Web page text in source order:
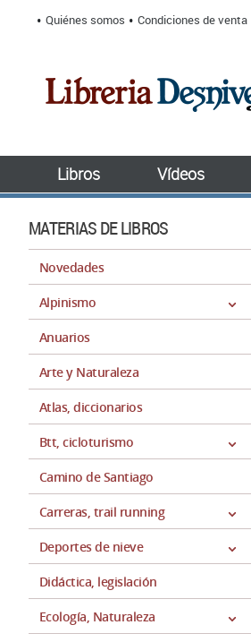
Quiénes somos Condiciones de venta
Libros Vídeos
MATERIAS DE LIBROS
Novedades
Alpinismo
Anuarios
Arte y Naturaleza
Atlas, diccionarios
Btt, cicloturismo
Camino de Santiago
Carreras, trail running
Deportes de nieve
Didáctica, legislación
Ecología, Naturaleza